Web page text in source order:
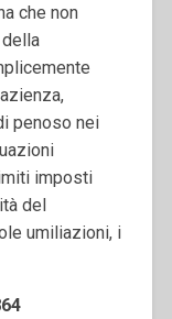
che non
penoso nei
imposti
del
umiliazioni, i